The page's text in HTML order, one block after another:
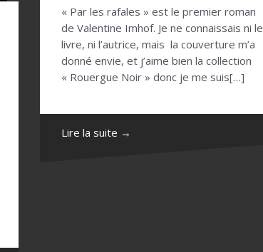
« Par les rafales » est le premier roman
de Valentine Imhof. Je ne connaissais ni le
livre, ni l’autrice, mais la couverture m’a
donné envie, et j’aime bien la collection
« Rouergue Noir » donc je me suis[…]
Lire la suite →